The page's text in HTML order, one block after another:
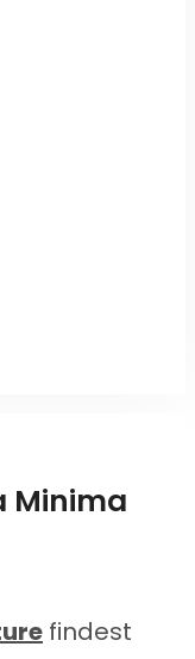
Minima
findest